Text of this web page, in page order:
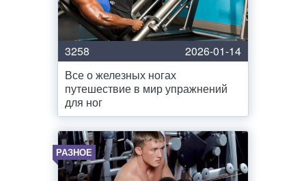
3258
2026-01-14
Все о железных ногах
путешествие в мир упражнений
для ног
РАЗНОЕ